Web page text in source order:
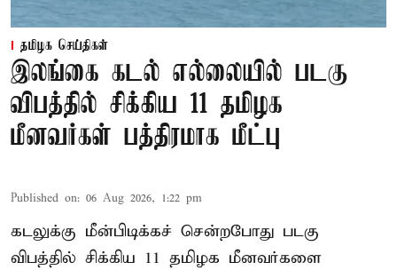
தமிழக செய்திகள்
இலங்கை கடல் எல்லையில் படகு
விபத்தில் சிக்கிய 11 தமிழக
மீனவர்கள் பத்திரமாக மீட்பு
Published on: 06 Aug 2026, 1:22 pm
கடலுக்கு மீன்பிடிக்கச் சென்றபோது படகு
விபத்தில் சிக்கிய 11 தமிழக மீனவர்களை